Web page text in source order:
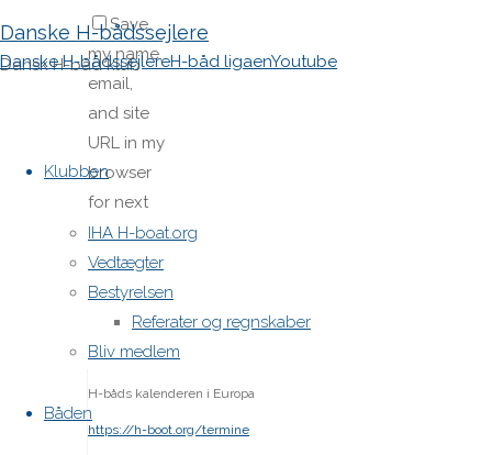
Danske H-bådssejlere
Dansk H-båd klub
Danske H-bådssejlereH-båd ligaenYoutube
Klubben
IHA H-boat.org
Vedtægter
Bestyrelsen
Referater og regnskaber
Bliv medlem
Båden
Save
my name,
email,
and site
URL in my
browser
for next
time I
post a
comment.
H-båds kalenderen i Europa
https://h-boot.org/termine